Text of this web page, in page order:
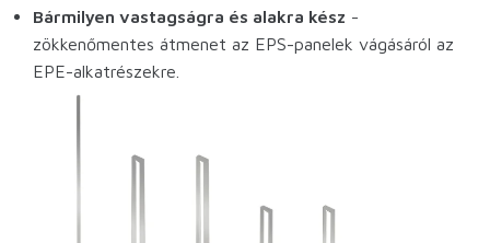
Bármilyen vastagságra és alakra kész -
zökkenőmentes átmenet az EPS-panelek vágásáról az
EPE-alkatrészekre.